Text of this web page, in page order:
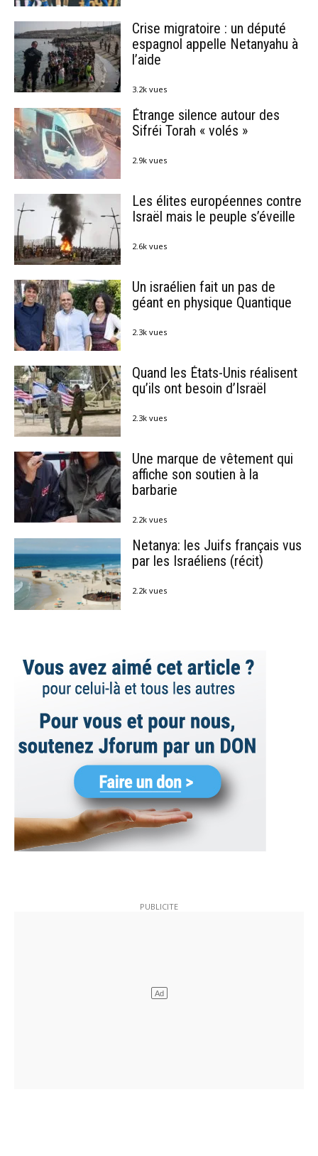
Crise migratoire : un député
espagnol appelle Netanyahu à
l’aide
3.2k vues
Étrange silence autour des
Sifréi Torah « volés »
2.9k vues
Les élites européennes contre
Israël mais le peuple s’éveille
2.6k vues
Un israélien fait un pas de
géant en physique Quantique
2.3k vues
Quand les États-Unis réalisent
qu’ils ont besoin d’Israël
2.3k vues
Une marque de vêtement qui
affiche son soutien à la
barbarie
2.2k vues
Netanya: les Juifs français vus
par les Israéliens (récit)
2.2k vues